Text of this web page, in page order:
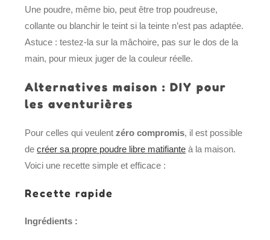
Une poudre, même bio, peut être trop poudreuse,
collante ou blanchir le teint si la teinte n’est pas adaptée.
Astuce : testez-la sur la mâchoire, pas sur le dos de la
main, pour mieux juger de la couleur réelle.
Alternatives maison : DIY pour
les aventurières
Pour celles qui veulentzéro compromis, il est possible
decréer sa propre poudre libre matifiante à la maison.
Voici une recette simple et efficace :
Recette rapide
Ingrédients :